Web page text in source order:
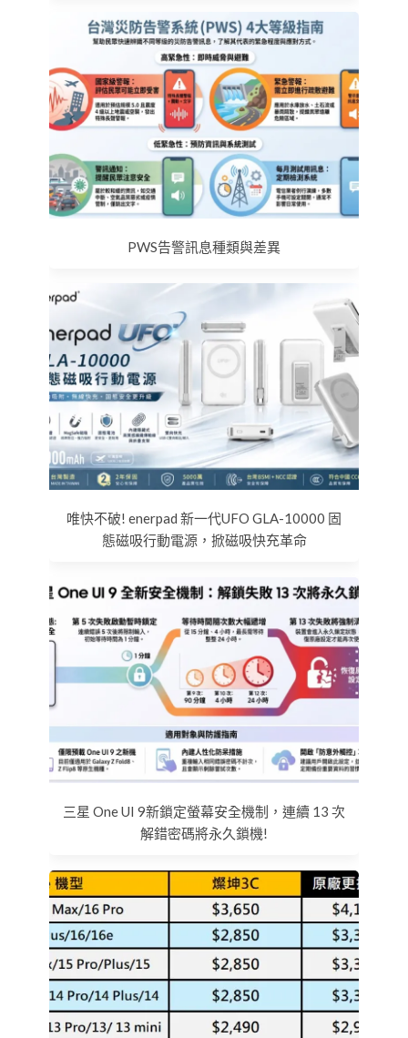
PWS告警訊息種類與差異
唯快不破! enerpad 新一代UFO GLA-10000 固
態磁吸行動電源，掀磁吸快充革命
三星 One UI 9新鎖定螢幕安全機制，連續 13 次
解錯密碼將永久鎖機!